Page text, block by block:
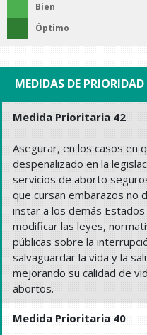
Bien
Óptimo
MEDIDAS DE PRIORIDAD
Medida Prioritaria 42
Asegurar, en los casos en
despenalizado en la
servicios de aborto
que cursan embarazos no
instar a los demás
modificar las leyes,
públicas sobre la
salvaguardar la vida y la
mejorando su calidad de
abortos.
Medida Prioritaria 40